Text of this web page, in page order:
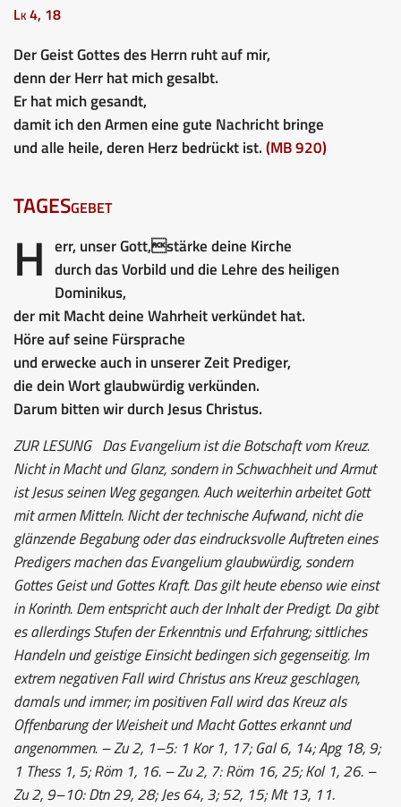
Lk 4, 18
Der Geist Gottes des Herrn ruht auf mir,
denn der Herr hat mich gesalbt.
Er hat mich gesandt,
damit ich den Armen eine gute Nachricht bringe
und alle heile, deren Herz bedrückt ist.(MB 920)
TAGESgebet
H err, unser Gott,stärke deine Kirche
durch das Vorbild und die Lehre des heiligen
Dominikus,
der mit Macht deine Wahrheit verkündet hat.
Höre auf seine Fürsprache
und erwecke auch in unserer Zeit Prediger,
die dein Wort glaubwürdig verkünden.
Darum bitten wir durch Jesus Christus.
ZUR LESUNGDas Evangelium ist die Botschaft vom Kreuz.
Nicht in Macht und Glanz, sondern in Schwachheit und Armut
ist Jesus seinen Weg gegangen. Auch weiterhin arbeitet Gott
mit armen Mitteln. Nicht der technische Aufwand, nicht die
glänzende Begabung oder das eindrucksvolle Auftreten eines
Predigers machen das Evangelium glaubwürdig, sondern
Gottes Geist und Gottes Kraft. Das gilt heute ebenso wie einst
in Korinth. Dem entspricht auch der Inhalt der Predigt. Da gibt
es allerdings Stufen der Erkenntnis und Erfahrung; sittliches
Handeln und geistige Einsicht bedingen sich gegenseitig. Im
extrem negativen Fall wird Christus ans Kreuz geschlagen,
damals und immer; im positiven Fall wird das Kreuz als
Offenbarung der Weisheit und Macht Gottes erkannt und
angenommen. – Zu 2, 1–5: 1 Kor 1, 17; Gal 6, 14; Apg 18, 9;
1 Thess 1, 5; Röm 1, 16. – Zu 2, 7: Röm 16, 25; Kol 1, 26. –
Zu 2, 9–10: Dtn 29, 28; Jes 64, 3; 52, 15; Mt 13, 11.